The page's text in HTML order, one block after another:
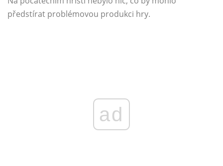
předstírat problémovou produkci hry.
ad